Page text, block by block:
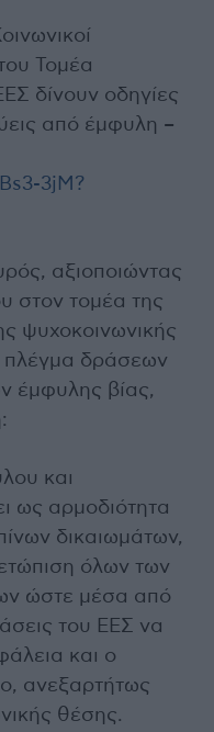
Τομέα
δίνουν οδηγίες
από έμφυλη –
3jM?
αξιοποιώντας
στον τομέα της
ψυχοκοινωνικής
πλέγμα δράσεων
έμφυλης βίας,
και
ως αρμοδιότητα
δικαιωμάτων,
όλων των
ώστε μέσα από
του ΕΕΣ να
και ο
ανεξαρτήτως
θέσης.